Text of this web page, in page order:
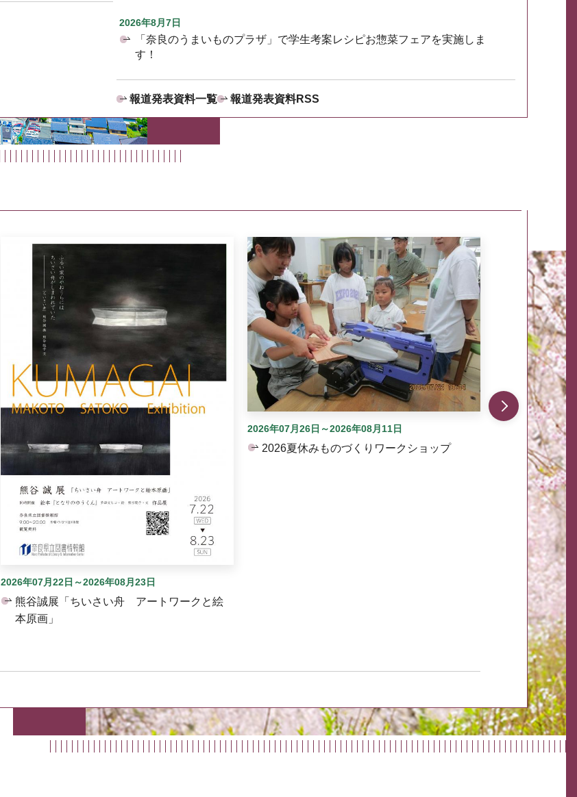
2026年8月7日
「奈良のうまいものプラザ」で学生考案レシピお惣菜フェアを実施しま
す！
報道発表資料一覧 報道発表資料RSS
2026年07月22日～2026年08月23日
熊谷誠展「ちいさい舟 アートワークと絵
本原画」
2026年07月26日～2026年08月11日
2026夏休みものづくりワークショップ